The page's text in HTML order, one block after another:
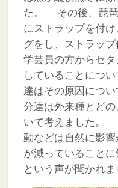
た。
その後、琵琶
にストラップを付
グをし、ストラップ
学芸員の方からセ
していることにつ
達はその原因につ
分達は外来種とど
いて考えました。
動などは自然に影
が減っていることに
という声が聞かれま